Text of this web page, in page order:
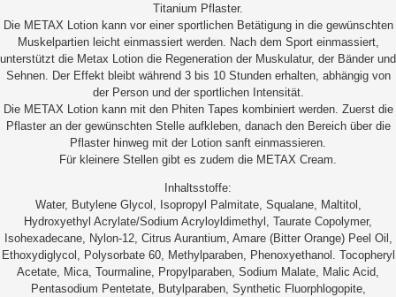
Titanium Pflaster.
Die METAX Lotion kann vor einer sportlichen Betätigung in die gewünschten
Muskelpartien leicht einmassiert werden. Nach dem Sport einmassiert,
unterstützt die Metax Lotion die Regeneration der Muskulatur, der Bänder und
Sehnen. Der Effekt bleibt während 3 bis 10 Stunden erhalten, abhängig von
der Person und der sportlichen Intensität.
Die METAX Lotion kann mit den Phiten Tapes kombiniert werden. Zuerst die
Pflaster an der gewünschten Stelle aufkleben, danach den Bereich über die
Pflaster hinweg mit der Lotion sanft einmassieren.
Für kleinere Stellen gibt es zudem die METAX Cream.
Inhaltsstoffe:
Water, Butylene Glycol, Isopropyl Palmitate, Squalane, Maltitol,
Hydroxyethyl Acrylate/Sodium Acryloyldimethyl, Taurate Copolymer,
Isohexadecane, Nylon-12, Citrus Aurantium, Amare (Bitter Orange) Peel Oil,
Ethoxydiglycol, Polysorbate 60, Methylparaben, Phenoxyethanol. Tocopheryl
Acetate, Mica, Tourmaline, Propylparaben, Sodium Malate, Malic Acid,
Pentasodium Pentetate, Butylparaben, Synthetic Fluorphlogopite,